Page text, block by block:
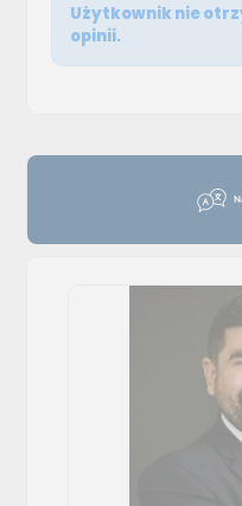
Użytkownik nie
opinii.